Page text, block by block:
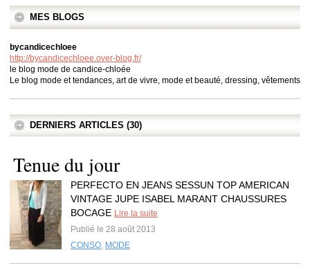
MES BLOGS
bycandicechloee
http://bycandicechloee.over-blog.fr/
le blog mode de candice-chloée
Le blog mode et tendances, art de vivre, mode et beauté, dressing, vêtements
DERNIERS ARTICLES (30)
Tenue du jour
PERFECTO EN JEANS SESSUN TOP AMERICAN
VINTAGE JUPE ISABEL MARANT CHAUSSURES
BOCAGE Lire la suite
Publié le 28 août 2013
CONSO, MODE